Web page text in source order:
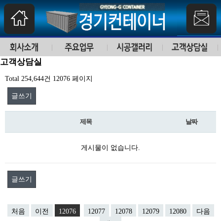
고객상담실
Total 254,644건 12076 페이지
글쓰기
제목 날짜
게시물이 없습니다.
글쓰기
처음 이전 12076 12077 12078 12079 12080
다음